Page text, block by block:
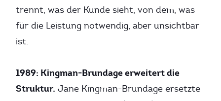
trennt, was der Kunde sieht, von dem, was
für die Leistung notwendig, aber unsichtbar
ist.
1989: Kingman-Brundage erweitert die
Struktur. Jane Kingman-Brundage ersetzte